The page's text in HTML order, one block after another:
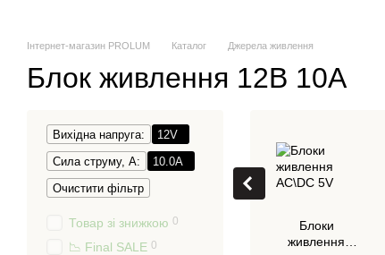
Інтернет-магазин PROLUM Каталог Джерела живлення
Блок живлення 12В 10А
Блоки
живлення
Вихідна напруга:
12V
Сила струму, А:
10.0А
Очистити фільтр
Товар зі знижкою 0
📉 Final SALE 0